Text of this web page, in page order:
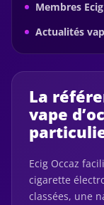
Membres
Actualités
La
vape
Ecig Occaz
cigarette
classées, une